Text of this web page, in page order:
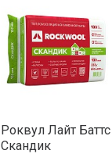
Роквул Лайт Баттс
Скандик